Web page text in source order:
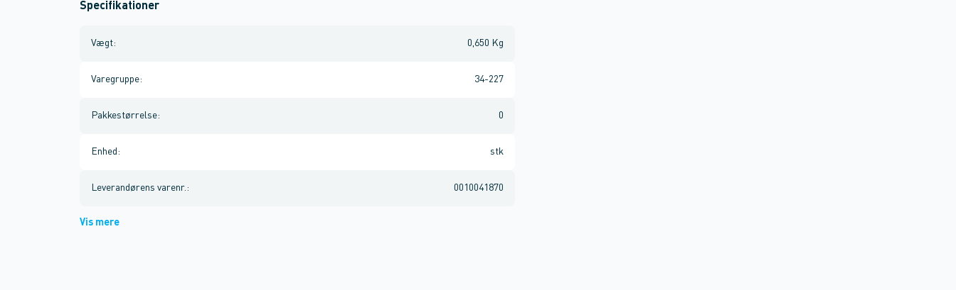
Specifikationer
Vægt: 0,650 Kg
Varegruppe: 34-227
Pakkestørrelse: 0
Enhed : stk
Leverandørens varenr. : 0010041870
Vis mere